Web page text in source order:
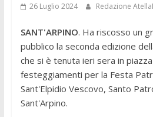
26 Luglio 2024 Redazione
SANT'ARPINO. Ha riscosso un
pubblico la seconda edizione
che si è tenuta ieri sera in
festeggiamenti per la Festa
Sant'Elpidio Vescovo, Santo
Sant'Arpino.